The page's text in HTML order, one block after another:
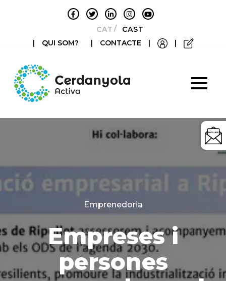
CATALÀCASTELLANO
|
QUI SOM? | CONTACTE | |
Categories
Emprenedoria
Empreses i
persones